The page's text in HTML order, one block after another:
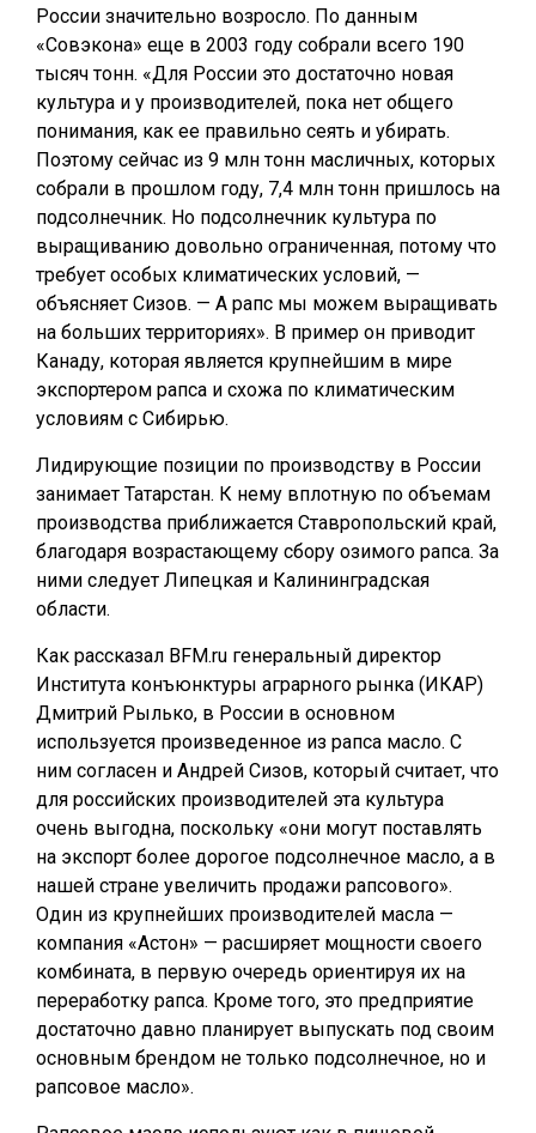
России значительно возросло. По данным
«Совэкона» еще в 2003 году собрали всего 190
тысяч тонн. «Для России это достаточно новая
культура и у производителей, пока нет общего
понимания, как ее правильно сеять и убирать.
Поэтому сейчас из 9 млн тонн масличных, которых
собрали в прошлом году, 7,4 млн тонн пришлось на
подсолнечник. Но подсолнечник культура по
выращиванию довольно ограниченная, потому что
требует особых климатических условий, —
объясняет Сизов. — А рапс мы можем выращивать
на больших территориях». В пример он приводит
Канаду, которая является крупнейшим в мире
экспортером рапса и схожа по климатическим
условиям с Сибирью.
Лидирующие позиции по производству в России
занимает Татарстан. К нему вплотную по объемам
производства приближается Ставропольский край,
благодаря возрастающему сбору озимого рапса. За
ними следует Липецкая и Калининградская
области.
Как рассказал BFM.ru генеральный директор
Института конъюнктуры аграрного рынка (ИКАР)
Дмитрий Рылько, в России в основном
используется произведенное из рапса масло. С
ним согласен и Андрей Сизов, который считает, что
для российских производителей эта культура
очень выгодна, поскольку «они могут поставлять
на экспорт более дорогое подсолнечное масло, а в
нашей стране увеличить продажи рапсового».
Один из крупнейших производителей масла —
компания «Астон» — расширяет мощности своего
комбината, в первую очередь ориентируя их на
переработку рапса. Кроме того, это предприятие
достаточно давно планирует выпускать под своим
основным брендом не только подсолнечное, но и
рапсовое масло».